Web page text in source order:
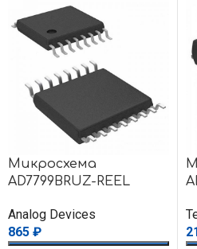
Микросхема
AD7799BRUZ-REEL
Analog Devices
865 ₽